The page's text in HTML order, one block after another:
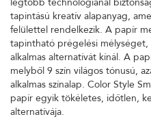
tapintású kreatív alapanyag,
felülettel rendelkezik. A papír
tapintható prégelési mélységet,
alkalmas alternatívát kínál. A
melyből 9 szín világos tónusú,
alkalmas színalap. Color Style
papír egyik tökéletes, időtlen,
alternatívája.